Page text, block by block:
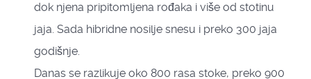
dok njena pripitomljena rođaka i više od stotinu
jaja. Sada hibridne nosilje snesu i preko 300 jaja
godišnje.
Danas se razlikuje oko 800 rasa stoke, preko 900